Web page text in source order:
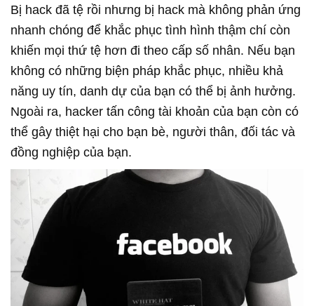
Bị hack đã tệ rồi nhưng bị hack mà không phản ứng
nhanh chóng để khắc phục tình hình thậm chí còn
khiến mọi thứ tệ hơn đi theo cấp số nhân. Nếu bạn
không có những biện pháp khắc phục, nhiều khả
năng uy tín, danh dự của bạn có thể bị ảnh hưởng.
Ngoài ra, hacker tấn công tài khoản của bạn còn có
thể gây thiệt hại cho bạn bè, người thân, đối tác và
đồng nghiệp của bạn.